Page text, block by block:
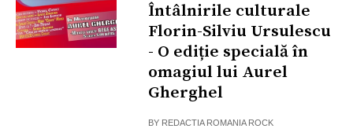
Întâlnirile culturale
Florin-Silviu Ursulescu
- O ediție specială în
omagiul lui Aurel
Gherghel
BY REDACTIA ROMANIA ROCK